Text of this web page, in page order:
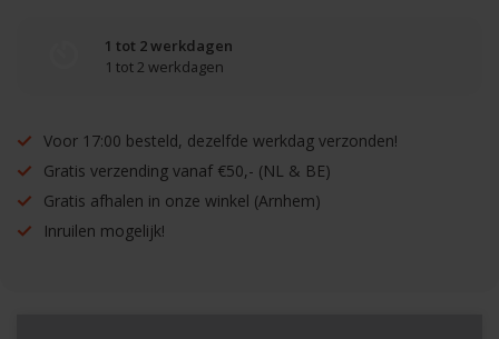
1 tot 2 werkdagen
1 tot 2 werkdagen
Voor 17:00 besteld, dezelfde werkdag verzonden!
Gratis verzending vanaf €50,- (NL & BE)
Gratis afhalen in onze winkel (Arnhem)
Inruilen mogelijk!